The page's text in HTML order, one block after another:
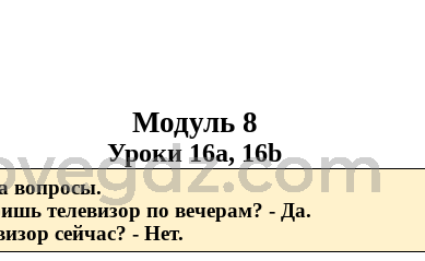
Модуль 8
Уроки 16а, 16b
вопросы.
телевизор по вечерам? - Да.
сейчас? - Нет.